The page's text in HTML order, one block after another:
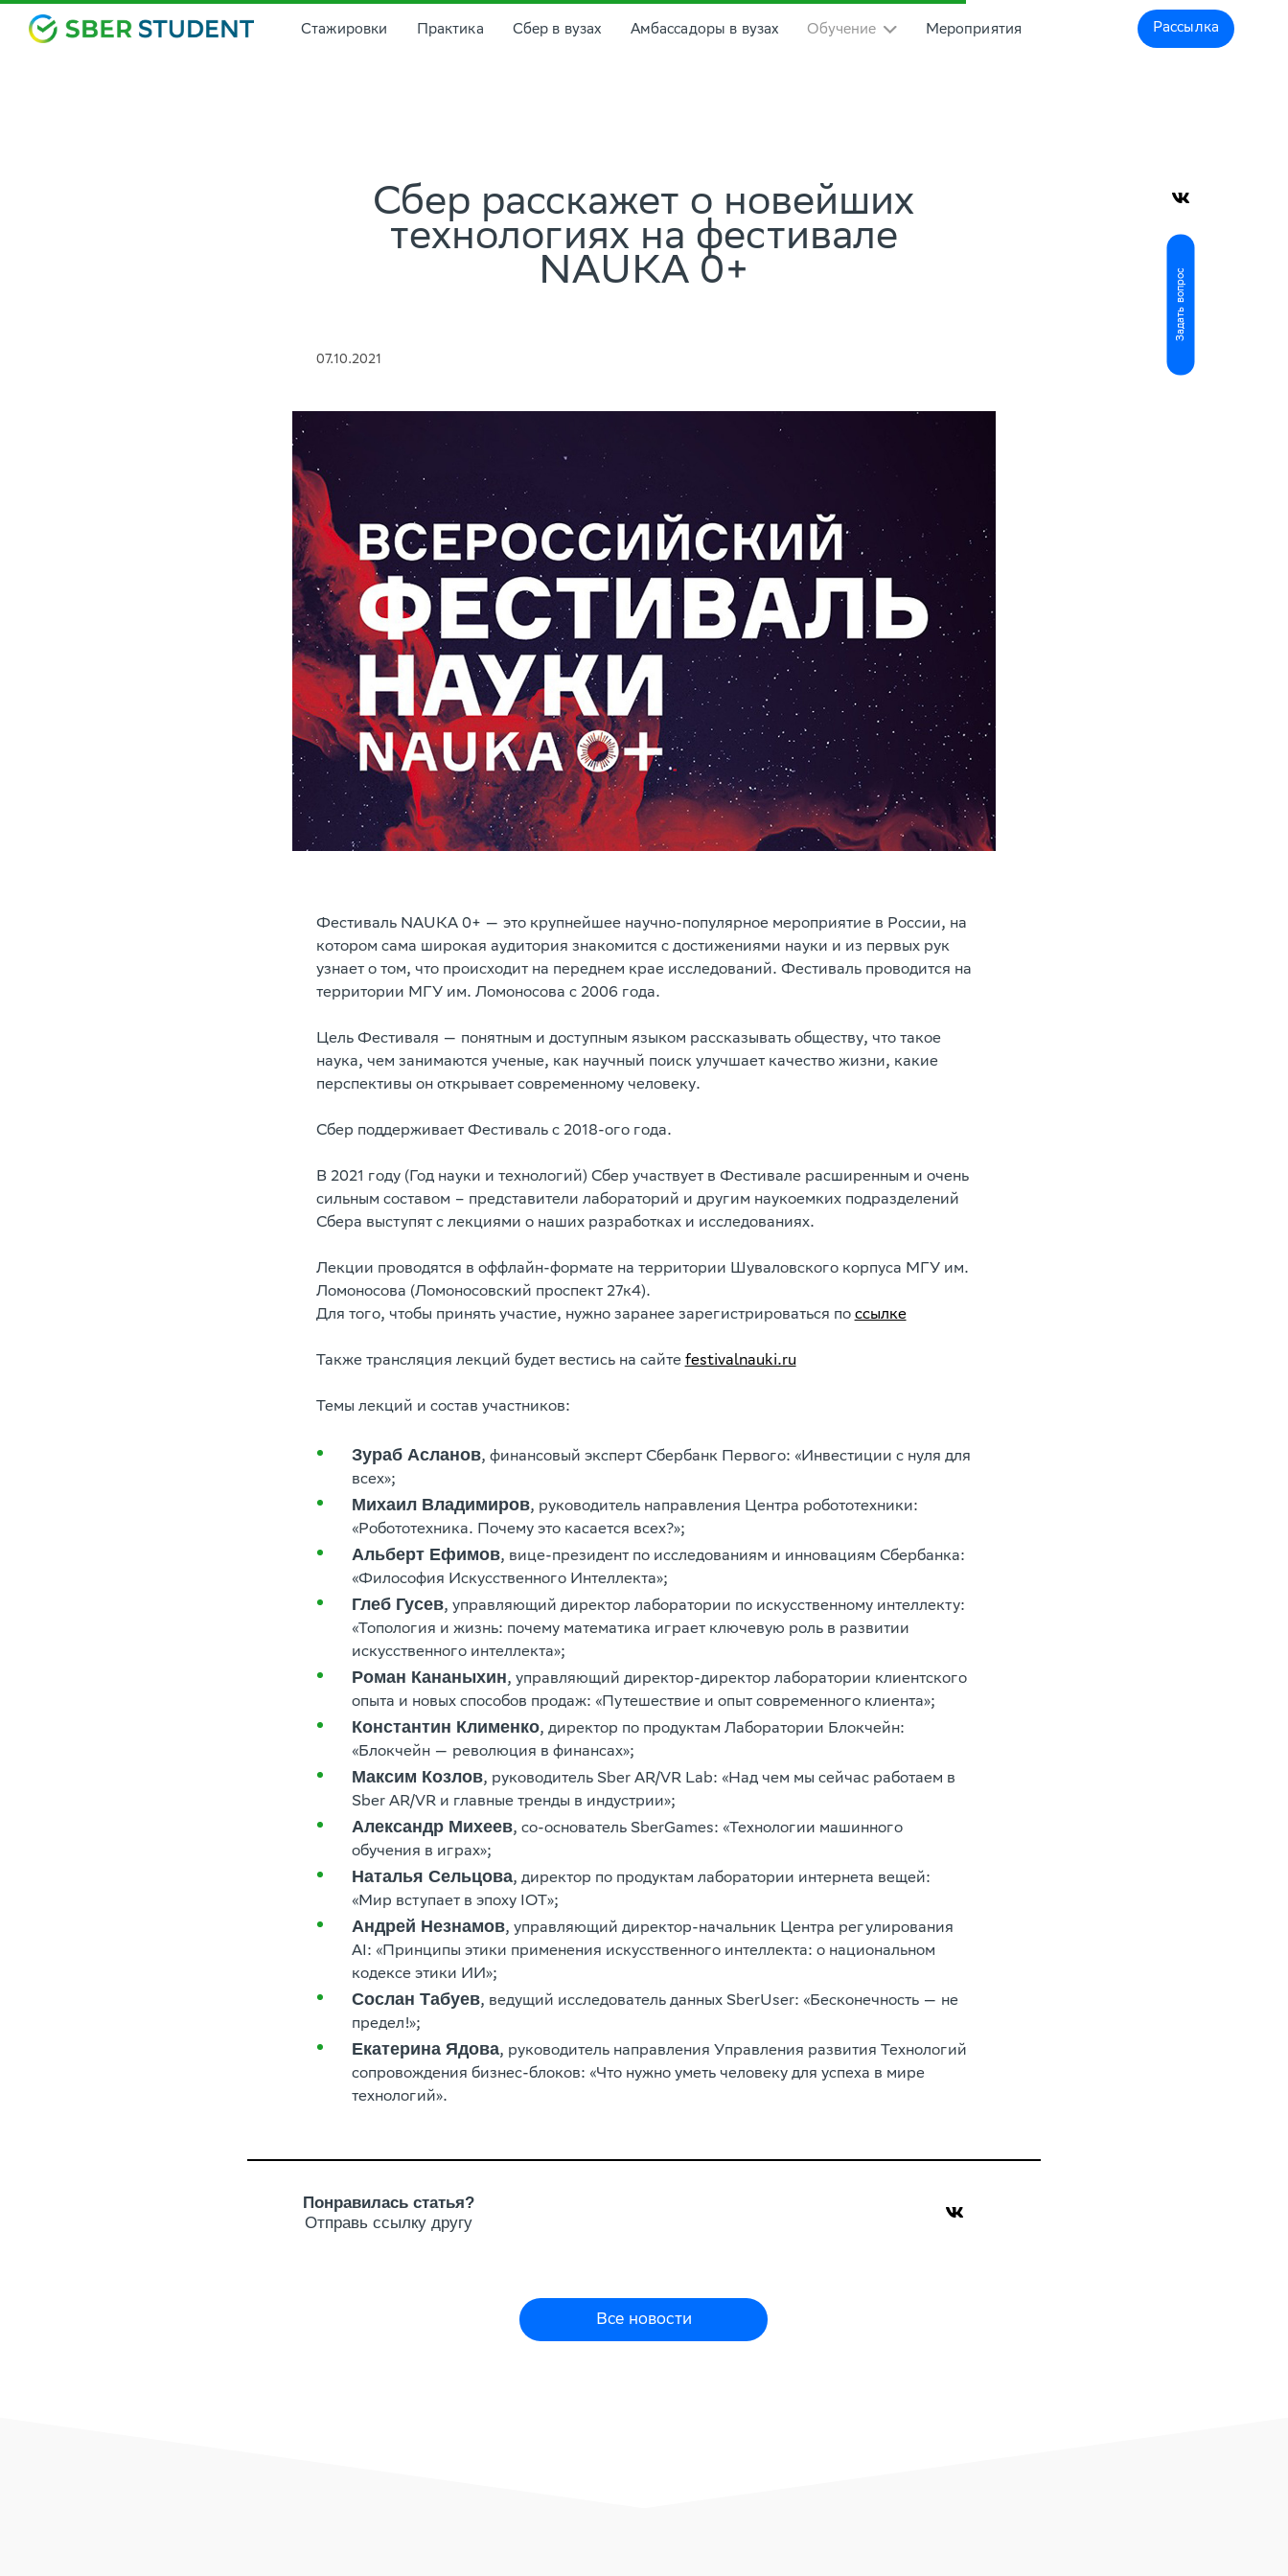
Стажировки Практика Сбер в вузах Амбассадоры в вузах Обучение Мероприятия Рассылка
Сбер расскажет о новейших
технологиях на фестивале
NAUKA 0+
07.10.2021
Фестиваль NAUKA 0+ — это крупнейшее научно-популярное мероприятие в России, на
котором сама широкая аудитория знакомится с достижениями науки и из первых рук
узнает о том, что происходит на переднем крае исследований. Фестиваль проводится на
территории МГУ им. Ломоносова с 2006 года.
Цель Фестиваля — понятным и доступным языком рассказывать обществу, что такое
наука, чем занимаются ученые, как научный поиск улучшает качество жизни, какие
перспективы он открывает современному человеку.
Сбер поддерживает Фестиваль с 2018-ого года.
В 2021 году (Год науки и технологий) Сбер участвует в Фестивале расширенным и очень
сильным составом – представители лабораторий и другим наукоемких подразделений
Сбера выступят с лекциями о наших разработках и исследованиях.
Лекции проводятся в оффлайн-формате на территории Шуваловского корпуса МГУ им.
Ломоносова (Ломоносовский проспект 27к4).
Для того, чтобы принять участие, нужно заранее зарегистрироваться по ссылке
Также трансляция лекций будет вестись на сайте festivalnauki.ru
Темы лекций и состав участников:
Зураб Асланов, финансовый эксперт Сбербанк Первого: «Инвестиции с нуля для
всех»;
Михаил Владимиров, руководитель направления Центра робототехники:
«Робототехника. Почему это касается всех?»;
Альберт Ефимов, вице-президент по исследованиям и инновациям Сбербанка:
«Философия Искусственного Интеллекта»;
Глеб Гусев, управляющий директор лаборатории по искусственному интеллекту:
«Топология и жизнь: почему математика играет ключевую роль в развитии
искусственного интеллекта»;
Роман Кананыхин, управляющий директор-директор лаборатории клиентского
опыта и новых способов продаж: «Путешествие и опыт современного клиента»;
Константин Клименко, директор по продуктам Лаборатории Блокчейн:
«Блокчейн — революция в финансах»;
Максим Козлов, руководитель Sber AR/VR Lab: «Над чем мы сейчас работаем в
Sber AR/VR и главные тренды в индустрии»;
Александр Михеев, со-основатель SberGames: «Технологии машинного
обучения в играх»;
Наталья Сельцова, директор по продуктам лаборатории интернета вещей:
«Мир вступает в эпоху IOT»;
Андрей Незнамов, управляющий директор-начальник Центра регулирования
AI: «Принципы этики применения искусственного интеллекта: о национальном
кодексе этики ИИ»;
Сослан Табуев, ведущий исследователь данных SberUser: «Бесконечность — не
предел!»;
Екатерина Ядова, руководитель направления Управления развития Технологий
сопровождения бизнес-блоков: «Что нужно уметь человеку для успеха в мире
технологий».
Понравилась статья?
Отправь ссылку другу
Все новости
Задать вопрос